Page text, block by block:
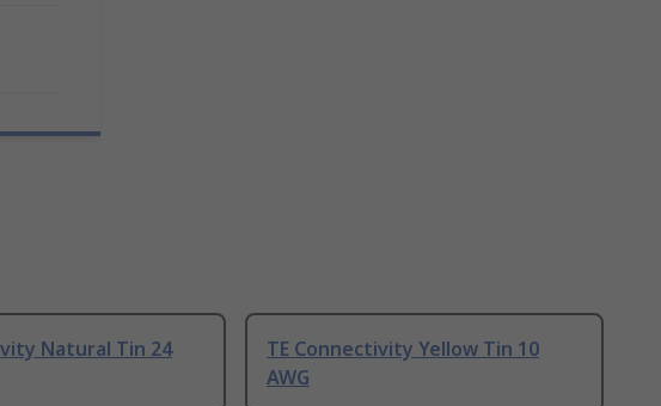
Natural Tin 24
TE Connectivity Yellow Tin 10
AWG